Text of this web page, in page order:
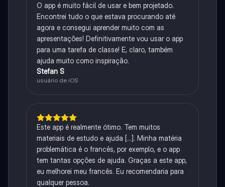
O app é muito fácil de usar e bem projetado.
Encontrei tudo o que estava procurando até
agora e consegui aprender muito com as
apresentações! Definitivamente vou usar o app
para uma tarefa de classe! E, claro, também
ajuda muito como inspiração.
Stefan S
usuário de iOS
Este app é realmente ótimo. Tem muitos
materiais de estudo e ajuda [...]. Minha matéria
problemática é o francês, por exemplo, e o app
tem tantas opções de ajuda. Graças a este app,
eu melhorei meu francês. Eu recomendaria para
qualquer pessoa.